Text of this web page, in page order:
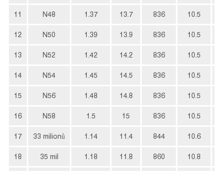
11 N48 1.37 13.7 836 10.5
12 N50 1.39 13.9 836 10.5
13 N52 1.42 14.2 836 10.5
14 N54 1.45 14.5 836 10.5
15 N56 1.48 14.8 836 10.5
16 N58 1.5 15 836 10.5
17 33 milionů 1.14 11.4 844 10.6
18 35 mil 1.18 11.8 860 10.8